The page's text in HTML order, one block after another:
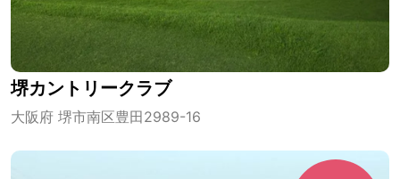
堺カントリークラブ
大阪府 堺市南区豊田2989-16